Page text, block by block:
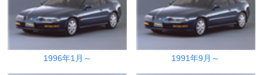
1996年1月～ 1991年9月～